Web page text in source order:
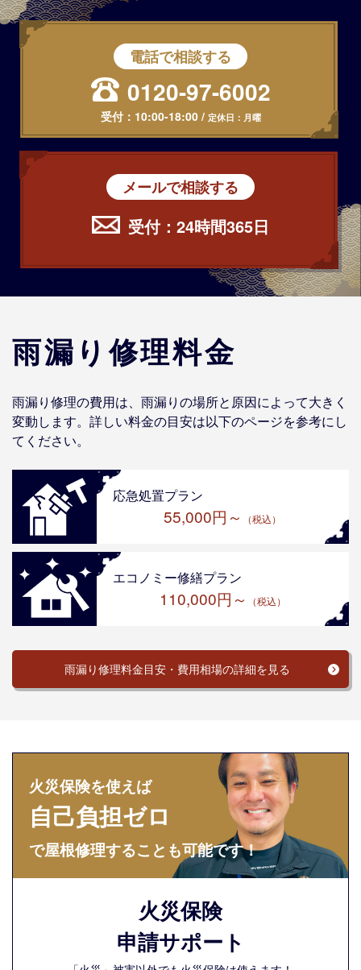
電話で相談する
0120-97-6002
受付： 10:00-18:00/ 定休日：月曜
メールで相談する
受付：24時間365日
雨漏り修理料金
雨漏り修理の費用は、雨漏りの場所と原因によって大きく
変動します。詳しい料金の目安は以下のページを参考にし
てください。
応急処置プラン
55,000円～ （税込）
エコノミー修繕プラン
110,000円～ （税込）
雨漏り修理料金目安・費用相場の詳細を見る
火災保険を使えば
自己負担ゼロ
で屋根修理することも可能です！
火災保険
申請サポート